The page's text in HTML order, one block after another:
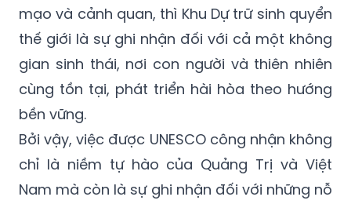
mạo và cảnh quan, thì Khu Dự trữ sinh quyển
thế giới là sự ghi nhận đối với cả một không
gian sinh thái, nơi con người và thiên nhiên
cùng tồn tại, phát triển hài hòa theo hướng
bền vững.
Bởi vậy, việc được UNESCO công nhận không
chỉ là niềm tự hào của Quảng Trị và Việt
Nam mà còn là sự ghi nhận đối với những nỗ